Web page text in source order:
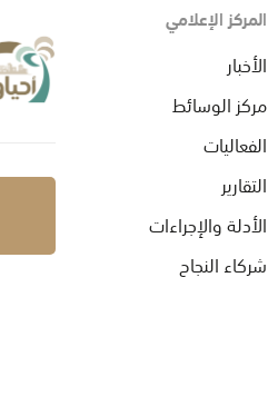
المركز الإعلامي
الأخبار
مركز الوسائط
الفعاليات
التقارير
الأدلة والإجراءات
شركاء النجاح